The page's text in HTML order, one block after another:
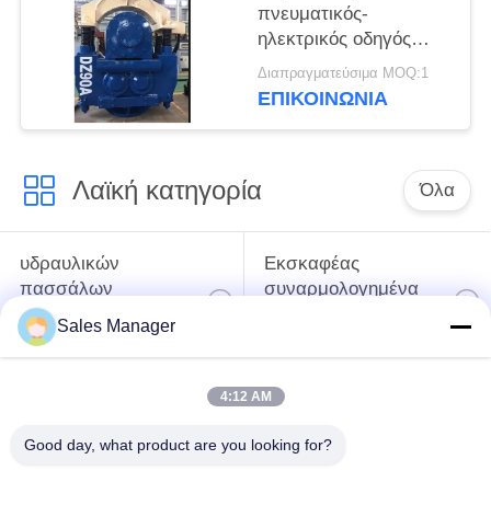
πνευματικός-
ηλεκτρικός οδηγός
στοίβας - ανθεκτικός
σε κρούσματα και
Διαπραγματεύσιμα MOQ:1
ΕΠΙΚΟΙΝΩΝΙΑ
Λαϊκή κατηγορία Όλα
υδραυλικών
πασσάλων
πρόγραμμα
οδήγησης
Εκσκαφέας
συναρμολογημένα
Δευτερεύων οδηγός
Sales Manager
4:12 AM
Good day, what product are you looking for?